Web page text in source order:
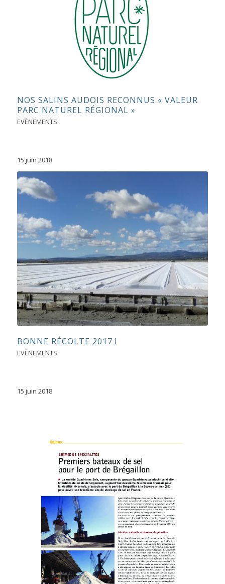
NOS SALINS AUDOIS RECONNUS « VALEUR
PARC NATUREL RÉGIONAL »
EVÈNEMENTS
15 juin 2018
BONNE RÉCOLTE 2017 !
EVÈNEMENTS
15 juin 2018